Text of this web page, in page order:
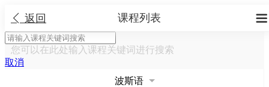
 返回 
课程列表
您可以在此处输入课程关键词进行搜索
取消
波斯语